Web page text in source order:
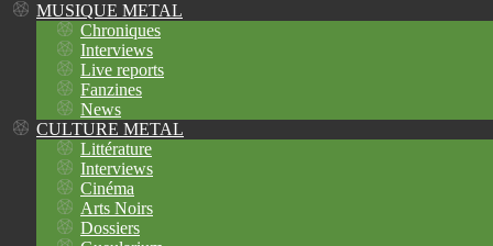
MUSIQUE METAL
Chroniques
Interviews
Live reports
Fanzines
News
CULTURE METAL
Littérature
Interviews
Cinéma
Arts Noirs
Dossiers